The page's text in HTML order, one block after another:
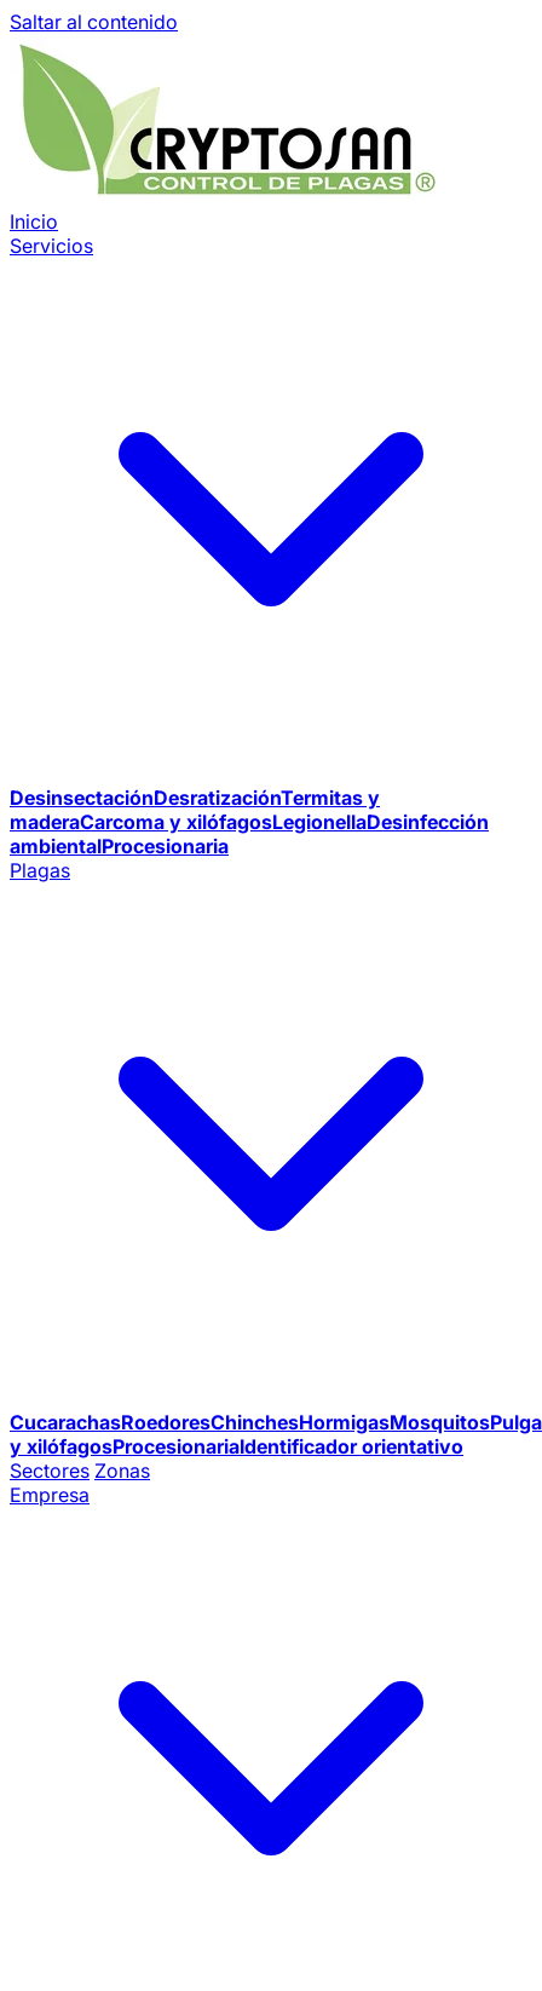
Saltar al contenido
Inicio
Servicios
DesinsectaciónDesratizaciónTermitas y
maderaCarcoma y xilófagosLegionellaDesinfección
ambientalProcesionaria
Plagas
CucarachasRoedoresChinchesHormigasMosquitos
y xilófagosProcesionariaIdentificador orientativo
Sectores Zonas
Empresa